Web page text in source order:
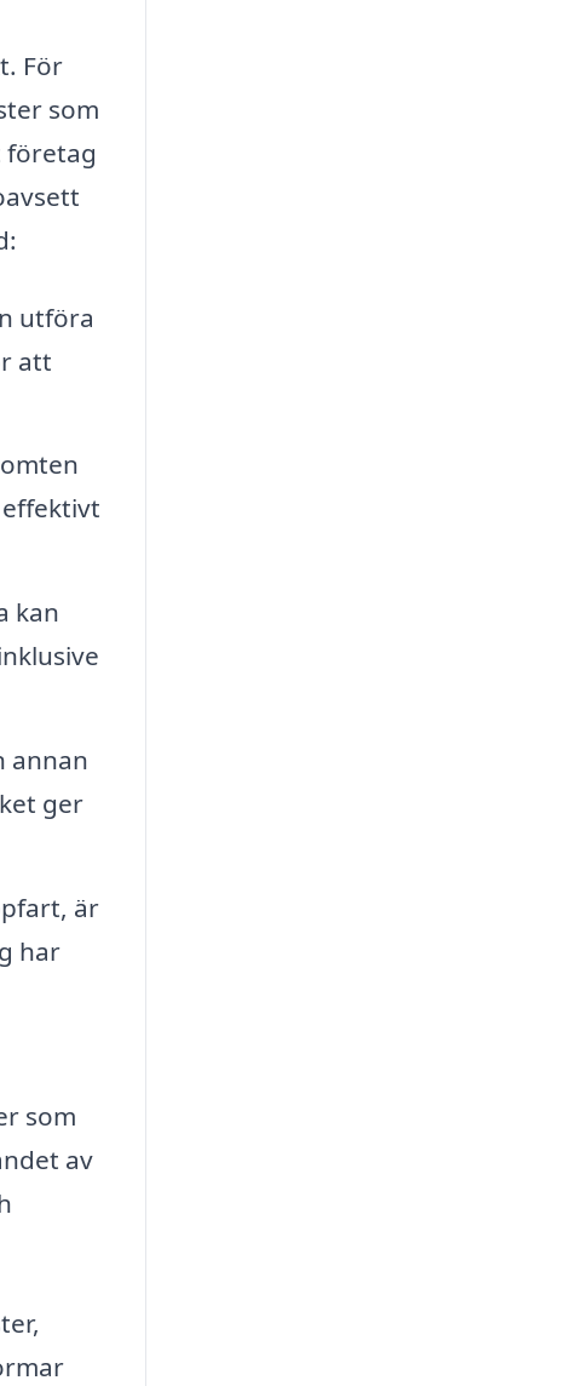
För
som
företag
utföra
att
kan
annan
ger
är
har
som
av